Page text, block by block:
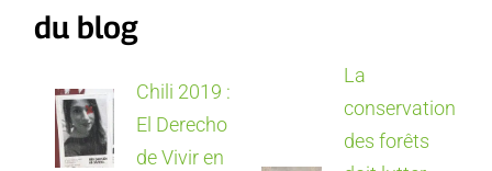
du blog
Chili 2019 :
El Derecho
de Vivir en
La
conservation
des forêts